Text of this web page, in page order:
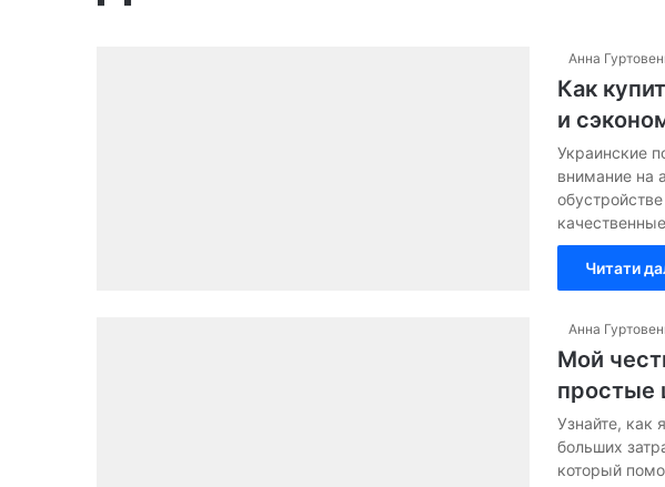
Анна
Как
и
Украинские
внимание на
Читати
Анна
Мой
простые
Узнайте, как
больших
который